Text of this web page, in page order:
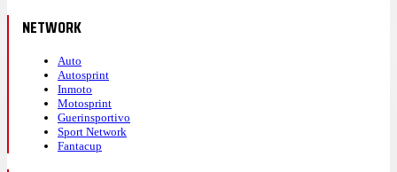
NETWORK
Auto
Autosprint
Inmoto
Motosprint
Guerinsportivo
Sport Network
Fantacup